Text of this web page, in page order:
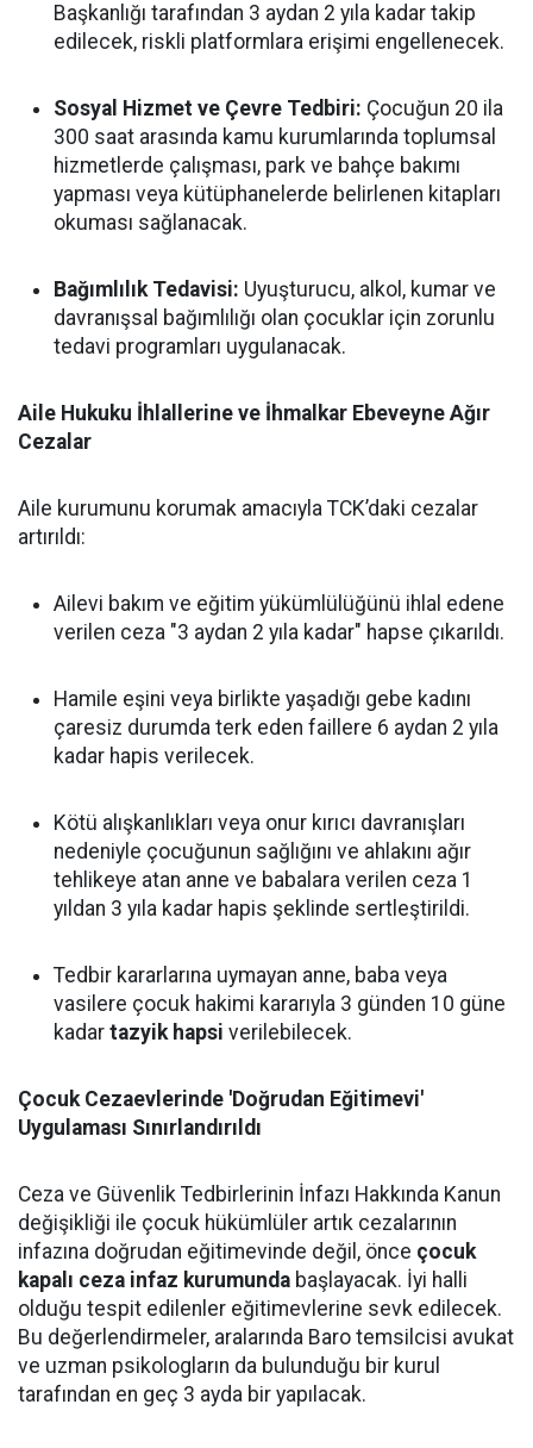
Başkanlığı tarafından 3 aydan 2 yıla kadar takip
edilecek, riskli platformlara erişimi engellenecek.
Sosyal Hizmet ve Çevre Tedbiri: Çocuğun 20 ila
300 saat arasında kamu kurumlarında toplumsal
hizmetlerde çalışması, park ve bahçe bakımı
yapması veya kütüphanelerde belirlenen kitapları
okuması sağlanacak.
Bağımlılık Tedavisi: Uyuşturucu, alkol, kumar ve
davranışsal bağımlılığı olan çocuklar için zorunlu
tedavi programları uygulanacak.
Aile Hukuku İhlallerine ve İhmalkar Ebeveyne Ağır
Cezalar
Aile kurumunu korumak amacıyla TCK’daki cezalar
artırıldı:
Ailevi bakım ve eğitim yükümlülüğünü ihlal edene
verilen ceza "3 aydan 2 yıla kadar" hapse çıkarıldı.
Hamile eşini veya birlikte yaşadığı gebe kadını
çaresiz durumda terk eden faillere 6 aydan 2 yıla
kadar hapis verilecek.
Kötü alışkanlıkları veya onur kırıcı davranışları
nedeniyle çocuğunun sağlığını ve ahlakını ağır
tehlikeye atan anne ve babalara verilen ceza 1
yıldan 3 yıla kadar hapis şeklinde sertleştirildi.
Tedbir kararlarına uymayan anne, baba veya
vasilere çocuk hakimi kararıyla 3 günden 10 güne
kadar tazyik hapsi verilebilecek.
Çocuk Cezaevlerinde 'Doğrudan Eğitimevi'
Uygulaması Sınırlandırıldı
Ceza ve Güvenlik Tedbirlerinin İnfazı Hakkında Kanun
değişikliği ile çocuk hükümlüler artık cezalarının
infazına doğrudan eğitimevinde değil, önce çocuk
kapalı ceza infaz kurumunda başlayacak. İyi halli
olduğu tespit edilenler eğitimevlerine sevk edilecek.
Bu değerlendirmeler, aralarında Baro temsilcisi avukat
ve uzman psikologların da bulunduğu bir kurul
tarafından en geç 3 ayda bir yapılacak.